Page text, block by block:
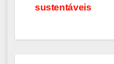
sustentáveis